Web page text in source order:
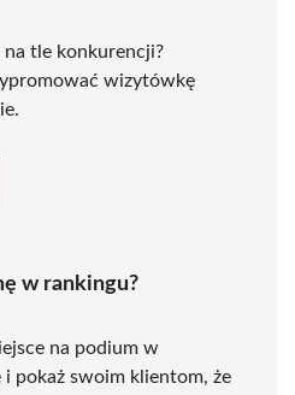
tle konkurencji?
wizytówkę
w rankingu?
na podium w
pokaż swoim klientom, że